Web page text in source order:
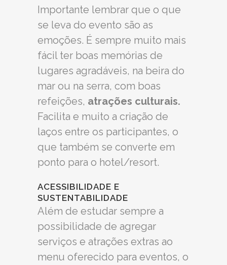
Importante lembrar que o que
se leva do evento são as
emoções. É sempre muito mais
fácil ter boas memórias de
lugares agradáveis, na beira do
mar ou na serra, com boas
refeições, atrações culturais.
Facilita e muito a criação de
laços entre os participantes, o
que também se converte em
ponto para o hotel/resort.
ACESSIBILIDADE E
SUSTENTABILIDADE
Além de estudar sempre a
possibilidade de agregar
serviços e atrações extras ao
menu oferecido para eventos, o